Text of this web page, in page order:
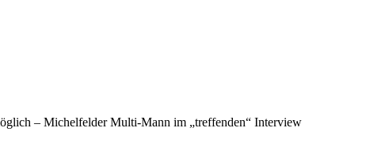
– Michelfelder Multi-Mann im „treffenden“ Interview